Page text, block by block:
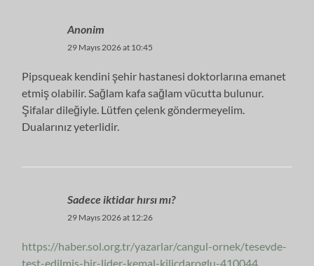
Anonim
29 Mayıs 2026 at 10:45
Pipsqueak kendini şehir hastanesi doktorlarına emanet
etmiş olabilir. Sağlam kafa sağlam vücutta bulunur.
Şifalar dileğiyle. Lütfen çelenk göndermeyelim.
Dualarınız yeterlidir.
Sadece iktidar hırsı mı?
29 Mayıs 2026 at 12:26
https://haber.sol.org.tr/yazarlar/cangul-ornek/tesevde-
test-edilmis-bir-lider-kemal-kilicdaroglu-410044